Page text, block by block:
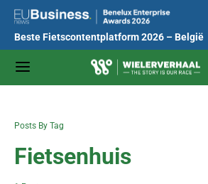
Beste Fietscontentplatform 2026 – België
Posts By Tag
Fietsenhuis